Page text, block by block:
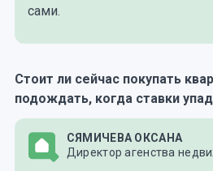
сами.
Стоит ли сейчас покупать
подождать, когда ставки
СЯМИЧЕВА ОКСАНА
Директор агенства